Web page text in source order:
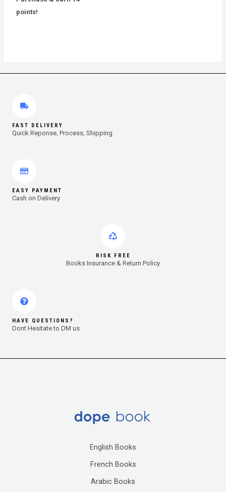
points!
FAST DELIVERY
Quick Reponse, Process, Shipping
EASY PAYMENT
Cash on Delivery
RISK FREE
Books Insurance & Return Policy
HAVE QUESTIONS?
Dont Hesitate to DM us
English Books
French Books
Arabic Books